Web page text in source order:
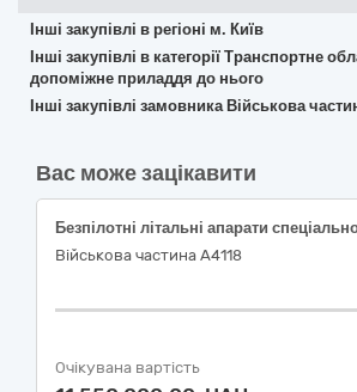
Інші закупівлі в регіоні м. Київ
Інші закупівлі в категорії Транспортне
допоміжне приладдя до нього
Інші закупівлі замовника Військова
Вас може зацікавити
Військова частина А4118
Очікувана вартість